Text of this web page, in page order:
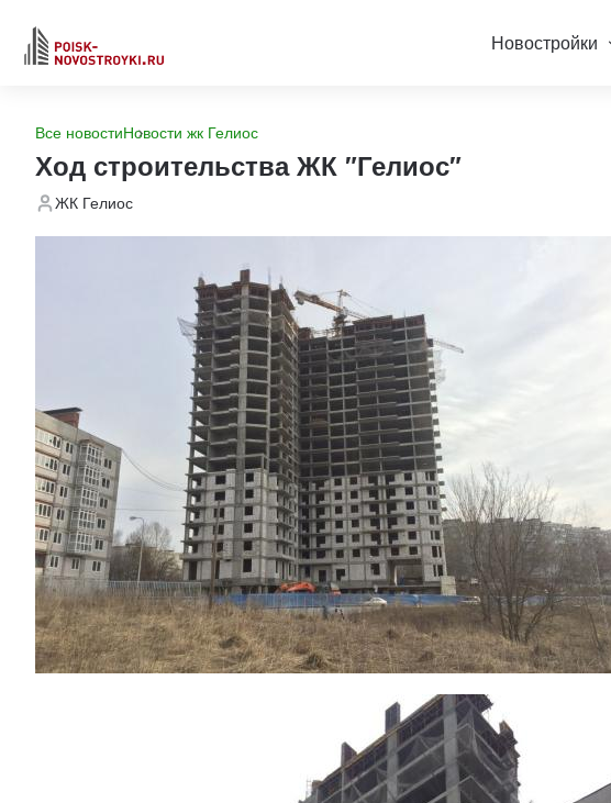
Новостройки
Все новостиНовости жк Гелиос
Ход строительства ЖК "Гелиос"
ЖК Гелиос